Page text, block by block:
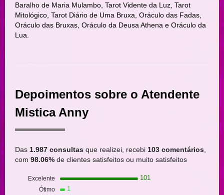
Baralho de Maria Mulambo, Tarot Vidente da Luz, Tarot
Mitológico, Tarot Diário de Uma Bruxa, Oráculo das Fadas,
Oráculo das Bruxas, Oráculo da Deusa Athena e Oráculo da
Lua.
Depoimentos sobre o Atendente
Mistica Anny
Das 1.987 consultas que realizei, recebi 103 comentários
com 98.06% de clientes satisfeitos ou muito satisfeitos
Excelente 101
Ótimo 1